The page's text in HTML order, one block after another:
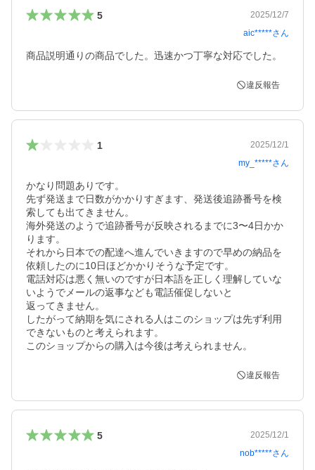
5
2025/12/7
aic*****さん
商品説明通りの商品でした。迅速かつ丁寧な対応でした。
違反報告
1
2025/12/1
my_*****さん
かなり問題ありです。
先ず発送まで日数がかかりすぎます、発送後追跡番号を検
索しても出てきません。
海外発送のようで追跡番号が反映されるまでに3〜4日かか
ります。
それから日本での配達へ進んでいきますので早めの納品を
依頼したのに10日ほどかかりそうな予定です。
電話対応は悪く無いのですが日本語を正しく理解していな
いようでメールの返事なども電話催促しないと
返ってきません。
したがって納期を気にされる人はこのショップは先ず利用
できないものと考えられます。
このショップからの購入は今後は考えられません。
違反報告
5
2025/12/1
nob*****さん